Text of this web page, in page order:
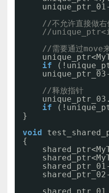
//不允许直接做右
//
//需要通过move
if
//释放指针
if
}
void
{